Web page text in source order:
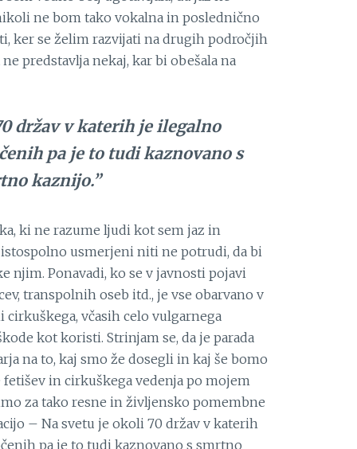
ne bom tako vokalna in poslednično
ker se želim razvijati na drugih področjih
predstavlja nekaj, kar bi obešala na
držav v katerih je ilegalno
pa je to tudi kaznovano s
kaznijo.”
ki ne razume ljudi kot sem jaz in
usmerjeni niti ne potrudi, da bi
njim. Ponavadi, ko se v javnosti pojavi
transpolnih oseb itd., je vse obarvano v
cirkuškega, včasih celo vulgarnega
kot koristi. Strinjam se, da je parada
na to, kaj smo že dosegli in kaj še bomo
in cirkuškega vedenja po mojem
za tako resne in življensko pomembne
– Na svetu je okoli 70 držav v katerih
pa je to tudi kaznovano s smrtno